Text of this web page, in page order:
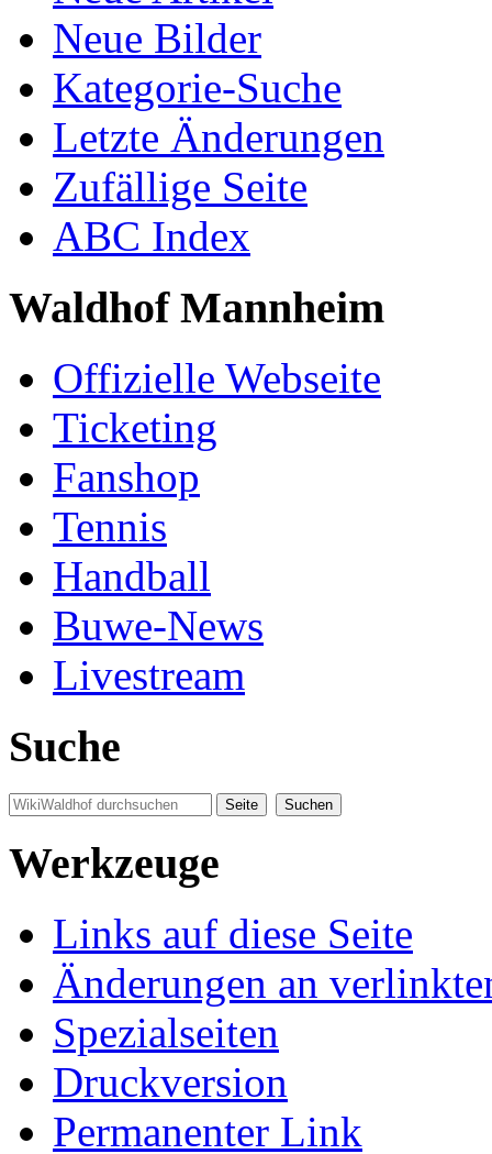
Neue Bilder
Kategorie-Suche
Letzte Änderungen
Zufällige Seite
ABC Index
Waldhof Mannheim
Offizielle Webseite
Ticketing
Fanshop
Tennis
Handball
Buwe-News
Livestream
Suche
Werkzeuge
Links auf diese Seite
Änderungen an
Spezialseiten
Druckversion
Permanenter Link